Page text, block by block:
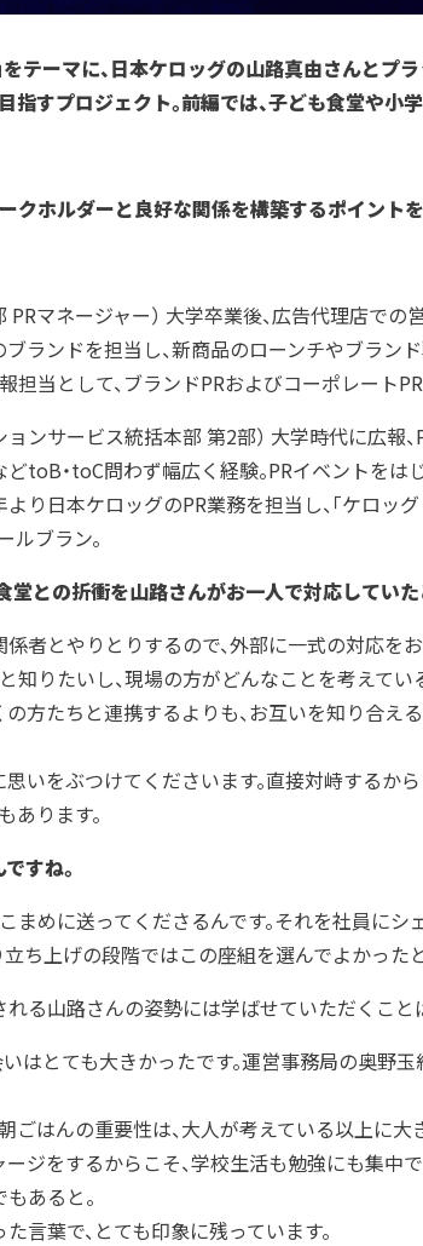
テーマに、日本ケロッグの山路真由さんとプ
すプロジェクト。前編では、子ども食堂や小
ホルダーと良好な関係を構築するポイントを
マネージャー） 大学卒業後、広告代理店で
ランドを担当し、新商品のローンチやブラ
当として、ブランドPRおよびコーポレート
ンサービス統括本部 第2部） 大学時代に広報
どtoB・toC問わず幅広く経験。PRイベントを
り日本ケロッグのPR業務を担当し、「ケロ
ブラン。
との折衝を山路さんがお一人で対応していた
者とやりとりするので、外部に一式の対応
知りたいし、現場の方がどんなことを考えて
方たちと連携するよりも、お互いを知り合
いをぶつけてくださいます。直接対峙するか
あります。
すね。
めに送ってくださるんです。それを社員に
ち上げの段階ではこの座組を選んでよかった
る山路さんの姿勢には学ばせていただくこと
はとても大きかったです。運営事務局の奥野
はんの重要性は、大人が考えている以上に
ジをするからこそ、学校生活も勉強にも集中
あると。
葉で、とても印象に残っています。